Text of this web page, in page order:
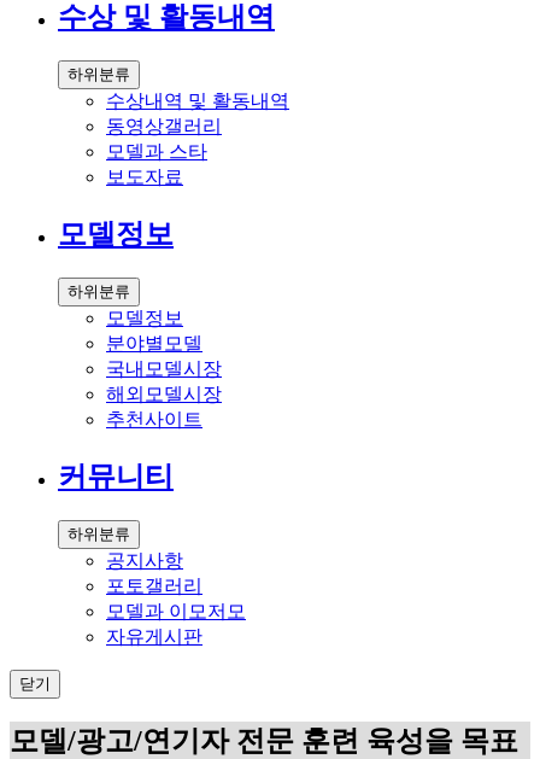
수상 및 활동내역
하위분류
수상내역 및 활동내역
동영상갤러리
모델과 스타
보도자료
모델정보
하위분류
모델정보
분야별모델
국내모델시장
해외모델시장
추천사이트
커뮤니티
하위분류
공지사항
포토갤러리
모델과 이모저모
자유게시판
닫기
모델/광고/연기자 전문 훈련 육성을 목표